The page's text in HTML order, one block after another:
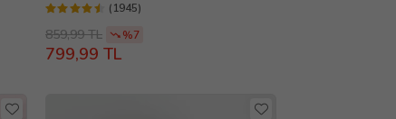
(1945)
859,99 TL %7
799,99 TL